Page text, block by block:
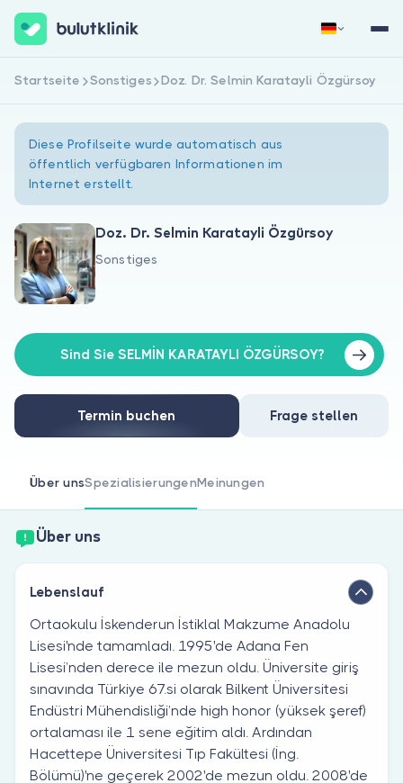
Über uns
Für Patienten
Für Ärzte
Jetzt registrieren Anmelden
Startseite Sonstiges Doz. Dr. Selmin Karatayli Özgürsoy
Diese Profilseite wurde automatisch aus
öffentlich verfügbaren Informationen im
Internet erstellt.
Doz. Dr. Selmin Karatayli Özgürsoy
Sonstiges
Sind Sie SELMİN KARATAYLI ÖZGÜRSOY?
Termin buchen Frage stellen
Über unsSpezialisierungenMeinungen
Über uns
Lebenslauf
Ortaokulu İskenderun İstiklal Makzume Anadolu
Lisesi'nde tamamladı. 1995'de Adana Fen
Lisesi’nden derece ile mezun oldu. Üniversite giriş
sınavında Türkiye 67.si olarak Bilkent Üniversitesi
Endüstri Mühendisliği’nde high honor (yüksek şeref)
ortalaması ile 1 sene eğitim aldı. Ardından
Hacettepe Üniversitesi Tıp Fakültesi (İng.
Bölümü)'ne geçerek 2002'de mezun oldu. 2008'de